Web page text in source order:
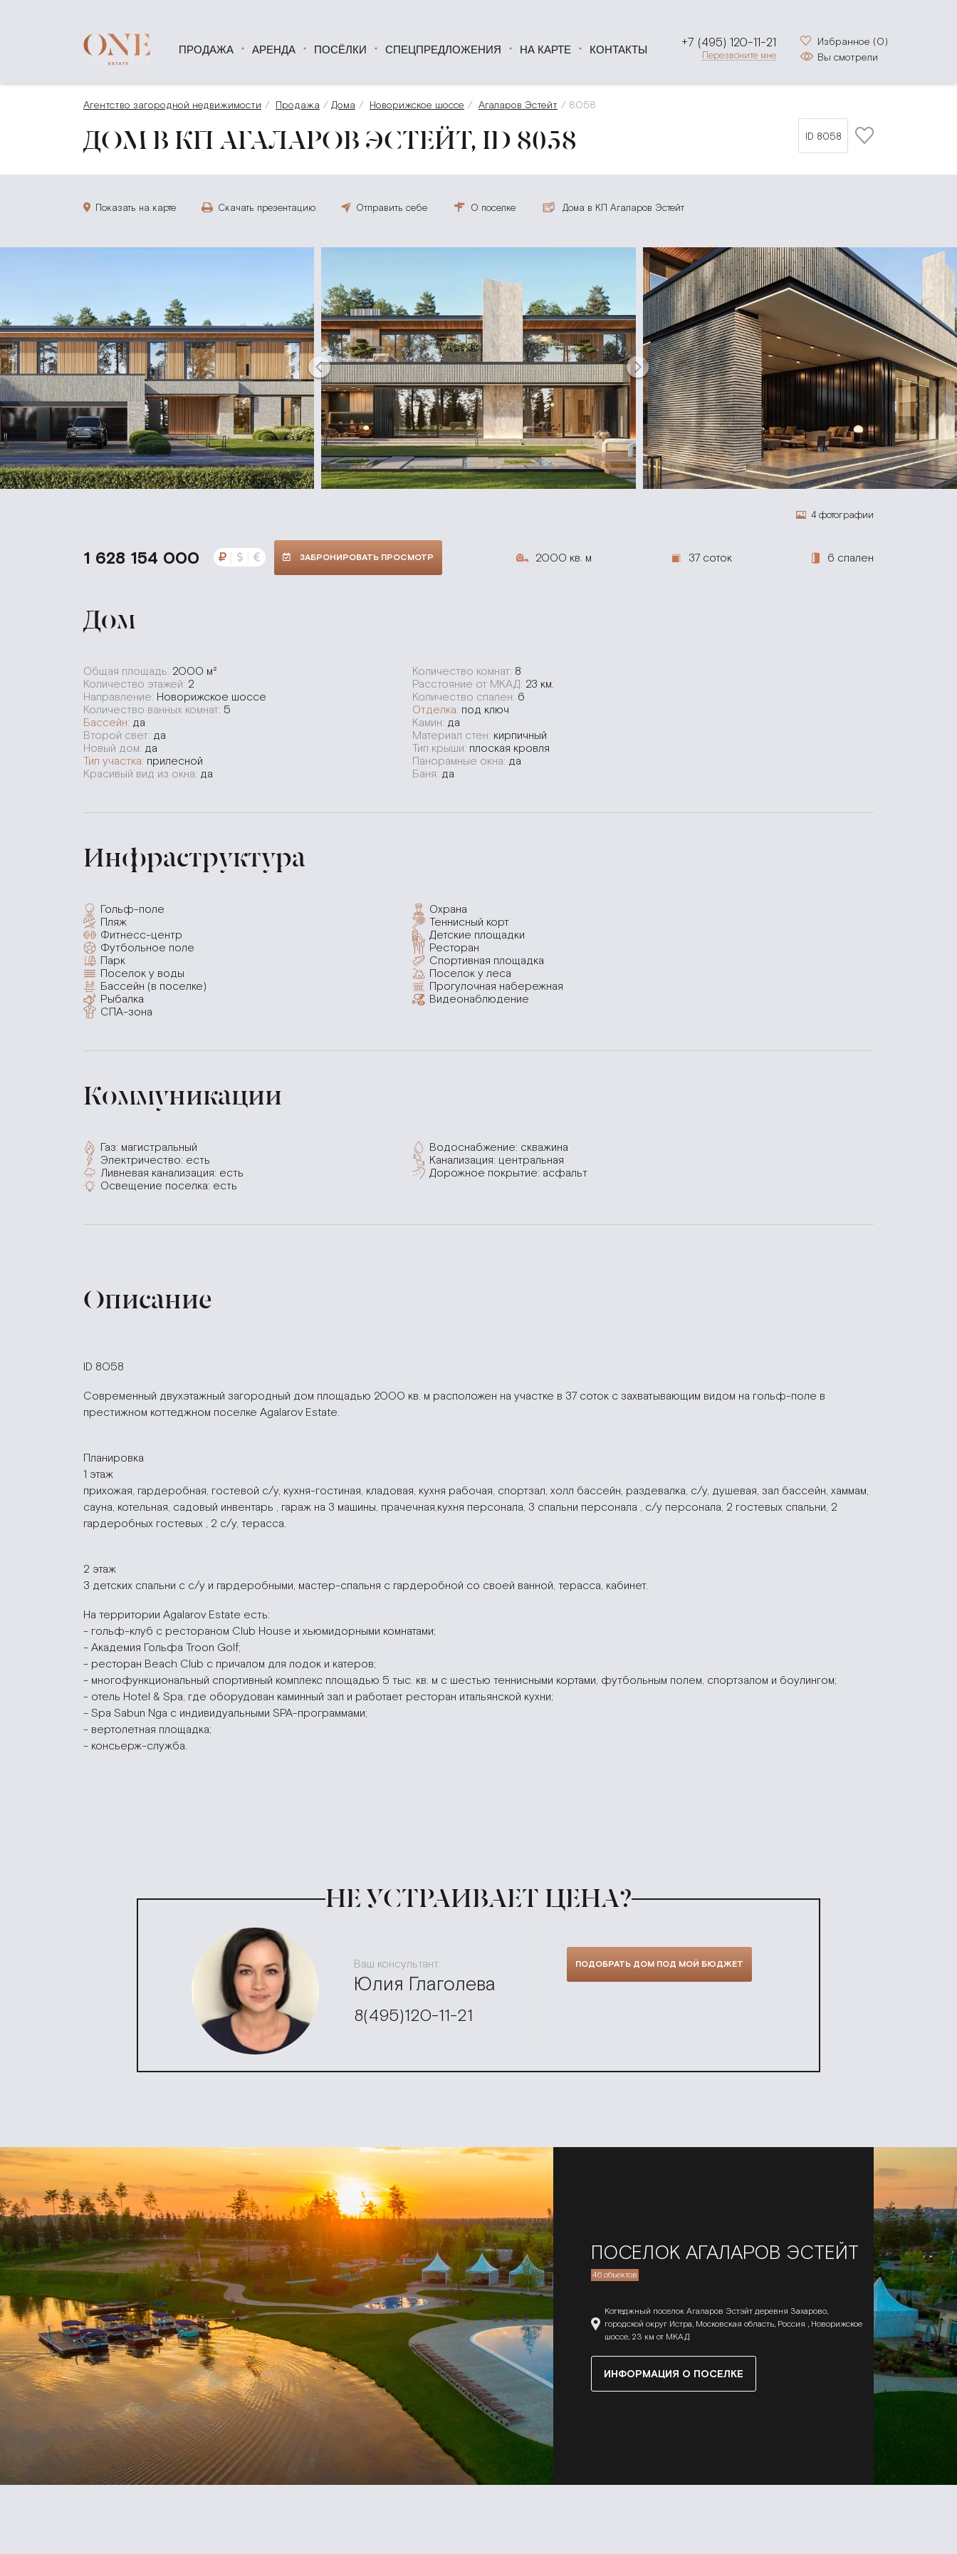
ПРОДАЖА АРЕНДА ПОСЁЛКИ СПЕЦПРЕДЛОЖЕНИЯ НА КАРТЕ КОНТАКТЫ
+7 (495) 120-11-21
Перезвоните мне
Избранное (0)
Вы смотрели
Агентство загородной недвижимости Продажа Дома Новорижское шоссе Агаларов Эстейт 8058
ДОМ В КП АГАЛАРОВ ЭСТЕЙТ, ID 8058 ID 8058
Показать на карте Скачать презентацию Отправить себе О поселке Дома в КП Агаларов Эстейт
4 фотографии
1 628 154 000 ЗАБРОНИРОВАТЬ ПРОСМОТР 2000 кв. м 37 соток 6 спален
Дом
Общая площадь: 2000 м² Количество комнат: 8
Количество этажей: 2 Расстояние от МКАД: 23 км.
Направление: Новорижское шоссе Количество спален: 6
Количество ванных комнат: 5 Отделка: под ключ
Бассейн: да Камин: да
Второй свет: да Материал стен: кирпичный
Новый дом: да Тип крыши: плоская кровля
Тип участка: прилесной Панорамные окна: да
Красивый вид из окна: да Баня: да
Инфраструктура
Гольф-поле
Охрана
Пляж
Теннисный корт
Фитнесс-центр
Детские площадки
Футбольное поле
Ресторан
Парк
Спортивная площадка
Поселок у воды
Поселок у леса
Бассейн (в поселке)
Прогулочная набережная
Рыбалка
Видеонаблюдение
СПА-зона
Коммуникации
Газ: магистральный
Водоснабжение: скважина
Электричество: есть
Канализация: центральная
Ливневая канализация: есть
Дорожное покрытие: асфальт
Освещение поселка: есть
Описание
ID 8058
Современный двухэтажный загородный дом площадью 2000 кв. м расположен на участке в 37 соток с захватывающим видом на гольф-поле в
престижном коттеджном поселке Agalarov Estate.
Планировка
1 этаж
прихожая, гардеробная, гостевой с/у, кухня-гостиная, кладовая, кухня рабочая, спортзал, холл бассейн, раздевалка, с/у, душевая, зал бассейн, хаммам,
сауна, котельная, садовый инвентарь , гараж на 3 машины, прачечная,кухня персонала, 3 спальни персонала , с/у персонала, 2 гостевых спальни, 2
гардеробных гостевых , 2 с/у, терасса.
2 этаж
3 детских спальни с с/у и гардеробными, мастер-спальня с гардеробной со своей ванной, терасса, кабинет.
На территории Agalarov Estate есть:
- гольф-клуб с рестораном Club House и хьюмидорными комнатами;
- Академия Гольфа Troon Golf;
- ресторан Beach Club с причалом для лодок и катеров;
- многофункциональный спортивный комплекс площадью 5 тыс. кв. м c шестью теннисными кортами, футбольным полем, спортзалом и боулингом;
- отель Hotel & Spa, где оборудован каминный зал и работает ресторан итальянской кухни;
- Spa Sabun Nga с индивидуальными SPA-программами;
- вертолетная площадка;
- консьерж-служба.
НЕ УСТРАИВАЕТ ЦЕНА?
Ваш консультант:
Юлия Глаголева
8(495)120-11-21
ПОДОБРАТЬ ДОМ ПОД МОЙ БЮДЖЕТ
ПОСЕЛОК АГАЛАРОВ ЭСТЕЙТ
46 объектов
Коттеджный поселок Агаларов Эстэйт деревня Захарово,
городской округ Истра, Московская область, Россия , Новорижское
шоссе, 23 км от МКАД
ИНФОРМАЦИЯ О ПОСЕЛКЕ